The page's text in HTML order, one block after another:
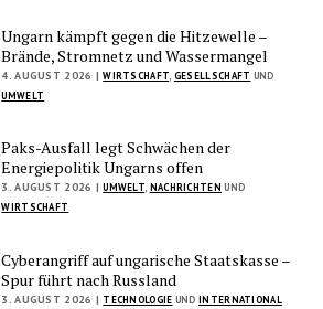
Ungarn kämpft gegen die Hitzewelle –
Brände, Stromnetz und Wassermangel
4. AUGUST 2026 | WIRTSCHAFT GESELLSCHAFT UND
UMWELT
Paks-Ausfall legt Schwächen der
Energiepolitik Ungarns offen
3. AUGUST 2026 | UMWELT, NACHRICHTEN UND
WIRTSCHAFT
Cyberangriff auf ungarische Staatskasse –
Spur führt nach Russland
3. AUGUST 2026 | TECHNOLOGIE UNDINTERNATIONAL